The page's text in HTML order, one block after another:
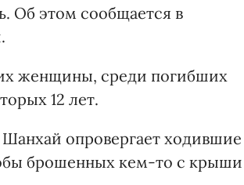
Об этом сообщается в
женщины, среди погибших
12 лет.
опровергает ходившие
брошенных кем-то с крыши